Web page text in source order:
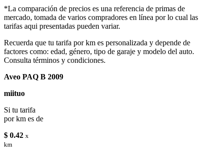
*La comparación de precios es una referencia de primas de
mercado, tomada de varios compradores en línea por lo cual las
tarifas aqui presentadas pueden variar.
Recuerda que tu tarifa por km es personalizada y depende de
factores como: edad, género, tipo de garaje y modelo del auto.
Consulta términos y condiciones.
Aveo PAQ B 2009
miituo
Si tu tarifa
por km es de
$ 0.42 x
km